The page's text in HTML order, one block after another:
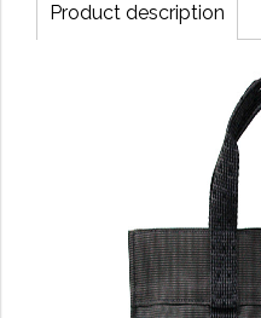
Product description